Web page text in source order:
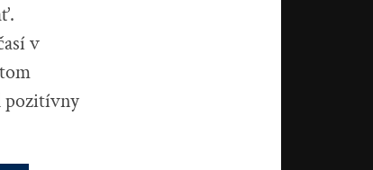
v
pozitívny